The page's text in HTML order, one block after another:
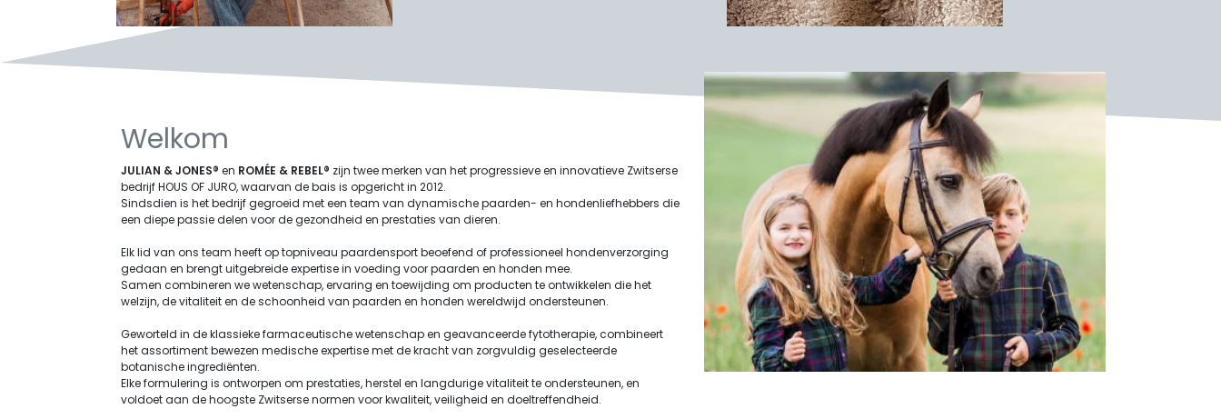
Welkom
JULIAN & JONES® en ROMÉE & REBEL® zijn twee merken van het progressieve en innovatieve Zwitserse
bedrijf HOUS OF JURO, waarvan de bais is opgericht in 2012.
Sindsdien is het bedrijf gegroeid met een team van dynamische paarden- en hondenliefhebbers die
een diepe passie delen voor de gezondheid en prestaties van dieren.
Elk lid van ons team heeft op topniveau paardensport beoefend of professioneel hondenverzorging
gedaan en brengt uitgebreide expertise in voeding voor paarden en honden mee.
Samen combineren we wetenschap, ervaring en toewijding om producten te ontwikkelen die het
welzijn, de vitaliteit en de schoonheid van paarden en honden wereldwijd ondersteunen.
Geworteld in de klassieke farmaceutische wetenschap en geavanceerde fytotherapie, combineert
het assortiment bewezen medische expertise met de kracht van zorgvuldig geselecteerde
botanische ingrediënten.
Elke formulering is ontworpen om prestaties, herstel en langdurige vitaliteit te ondersteunen, en
voldoet aan de hoogste Zwitserse normen voor kwaliteit, veiligheid en doeltreffendheid.